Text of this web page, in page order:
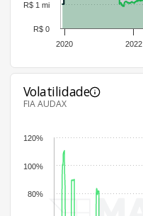
2020 2022
R$ 0
R$ 1 mi
Volatilidade
FIA AUDAX
80%
100%
120%